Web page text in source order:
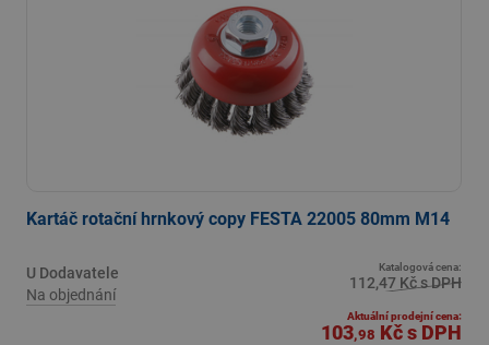
Kartáč rotační hrnkový copy FESTA 22005 80mm M14
U Dodavatele
Na objednání
Katalogová cena:
112,47 Kč s DPH
Aktuální prodejní cena:
103,98 Kčs DPH